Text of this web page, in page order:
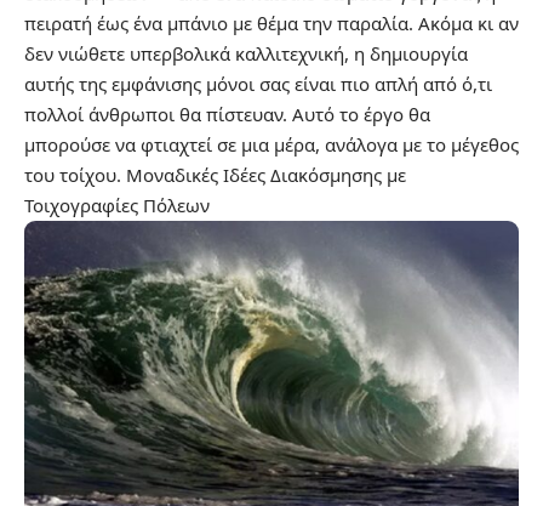
πειρατή έως ένα μπάνιο με θέμα την παραλία. Ακόμα κι αν
δεν νιώθετε υπερβολικά καλλιτεχνική, η δημιουργία
αυτής της εμφάνισης μόνοι σας είναι πιο απλή από ό,τι
πολλοί άνθρωποι θα πίστευαν. Αυτό το έργο θα
μπορούσε να φτιαχτεί σε μια μέρα, ανάλογα με το μέγεθος
του τοίχου. Μοναδικές Ιδέες Διακόσμησης με
Τοιχογραφίες Πόλεων